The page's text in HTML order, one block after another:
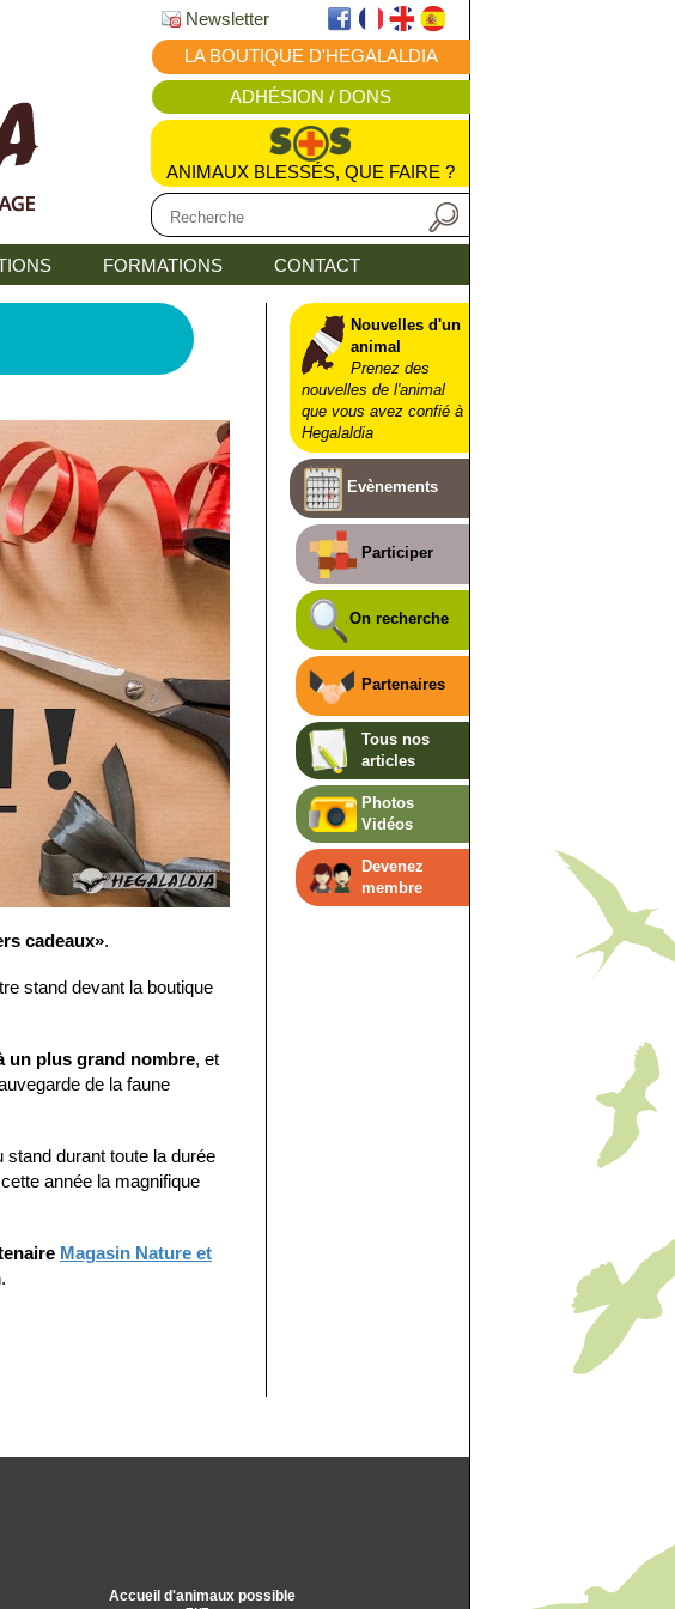
Newsletter
LA BOUTIQUE D'HEGALALDIA
ADHÉSION / DONS
ANIMAUX BLESSÉS, QUE FAIRE ?
FORMATIONS CONTACT
cadeaux».
stand devant la boutique
un plus grand nombre, et
de la faune
durant toute la durée
année la magnifique
Magasin Nature et
Nouvelles d'un
animal
Prenez des
nouvelles de l'animal
que vous avez confié à
Hegalaldia
Evènements
Participer
On recherche
Partenaires
Tous nos
articles
Photos
Vidéos
Devenez
membre
Accueil d'animaux possible